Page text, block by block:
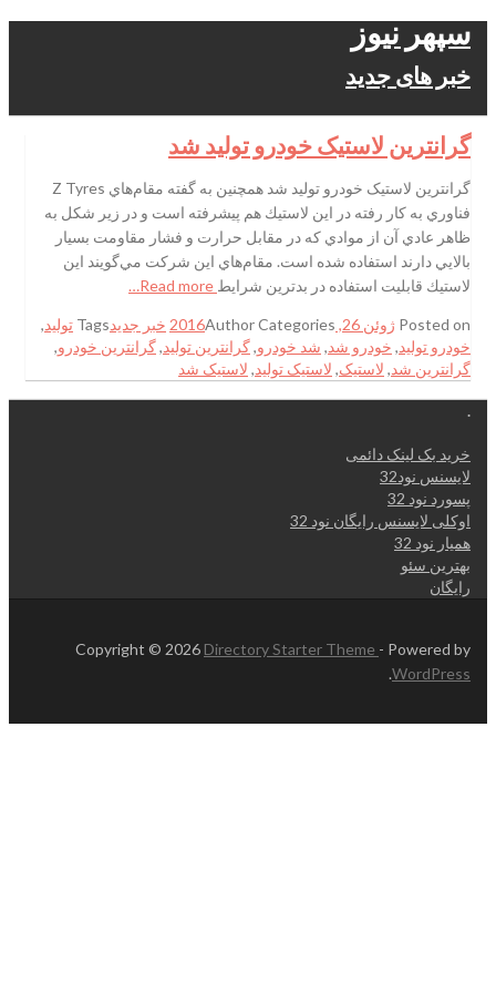
سپهر نیوز
خبر های جدید
گرانترین لاستیک خودرو تولید شد
گرانترین لاستیک خودرو تولید شد همچنين به گفته مقام‌هاي Z Tyres
فناوري به كار رفته در اين لاستيك هم پيشرفته است و در زير شكل به
ظاهر عادي آن از موادي كه در مقابل حرارت و فشار مقاومت بسيار
بالايي دارند استفاده شده است. مقام‌هاي اين شركت مي‌گويند اين
لاستيك قابليت استفاده در بدترين شرايط
Posted on ژوئن 26, 2016 AuthorCategories خبر جدیدTags تولید,
خودرو تولید, خودرو شد, شد خودرو,گرانترین تولید,گرانترین خودرو,
گرانترین شد, لاستیک, لاستیک تولید, لاستیک شد
.
خرید بک لینک دائمی
لایسنس نود32
پسورد نود 32
اوکلی لایسنس رایگان نود 32
همیار نود 32
بهترین سئو
رایگان
Copyright © 2026 Directory Starter Theme - Powered by
WordPress
.